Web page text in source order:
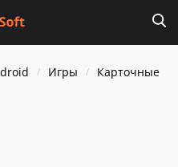
Игры
Карточные